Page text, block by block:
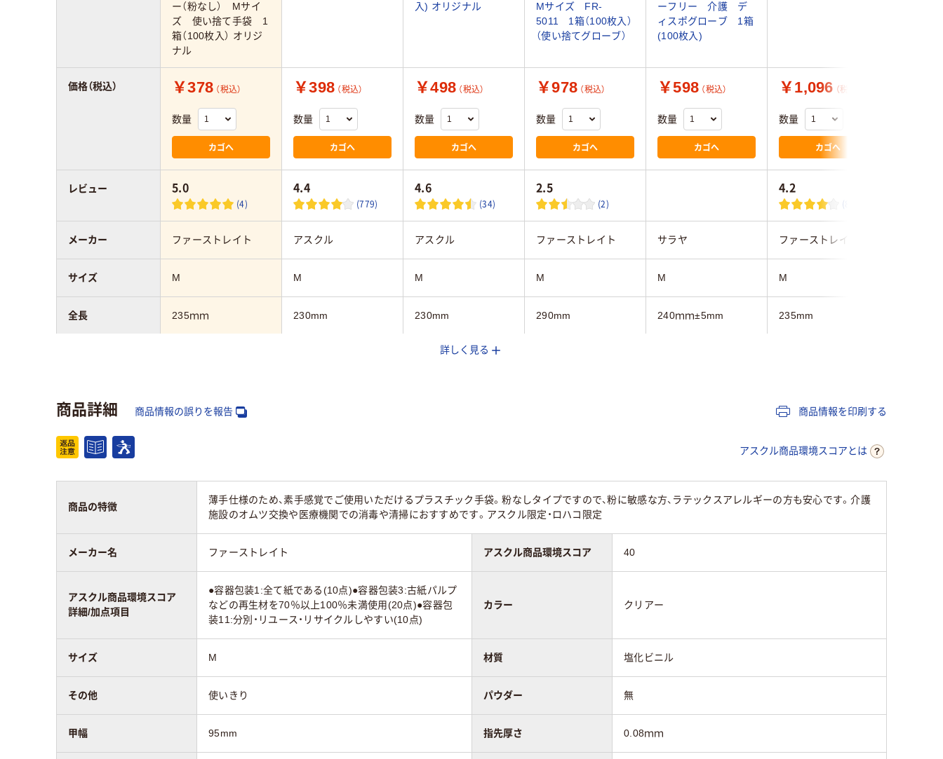
ー（粉なし） Mサイ
ズ 使い捨て手袋 1
箱（100枚入） オリジ
ナル
入) オリジナル
Mサイズ FR-
5011 1箱（100枚入）
（使い捨てグローブ）
ーフリー 介護 デ
ィスポグローブ 1箱
(100枚入)
￥378 （税込）
数量
カゴへ
￥398 （税込）
数量
カゴへ
￥498 （税込）
数量
カゴへ
￥978 （税込）
数量
カゴへ
￥598 （税込）
数量
カゴへ
￥1,096 （税込）
数量
カゴへ
5.0
(4)
4.4
(779)
4.6
(34)
2.5
(2)
4.2
(8)
ファーストレイト アスクル アスクル ファーストレイト サラヤ ファーストレイト
M M M M M M
235ｍｍ 230mm 230mm 290mm 240ｍｍ±5mm 235mm
価格（税込）
レビュー
メーカー
サイズ
全長
詳しく見る
商品詳細 商品情報の誤りを報告 商品情報を印刷する
アスクル商品環境スコアとは
商品の特徴
薄手仕様のため、素手感覚でご使用いただけるプラスチック手袋。粉なしタイプですので、粉に敏感な方、ラテックスアレルギーの方も安心です。介護
施設のオムツ交換や医療機関での消毒や清掃におすすめです。アスクル限定・ロハコ限定
メーカー名 ファーストレイト アスクル商品環境スコア 40
アスクル商品環境スコア
詳細/加点項目
●容器包装1:全て紙である(10点)●容器包装3:古紙パルプ
などの再生材を70％以上100％未満使用(20点)●容器包
装11:分別・リユース・リサイクルしやすい(10点)
カラー クリアー
サイズ M 材質 塩化ビニル
その他 使いきり パウダー 無
甲幅 95mm 指先厚さ 0.08ｍｍ